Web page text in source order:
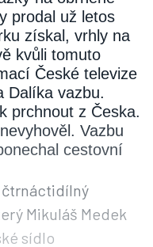
prodal už letos
získal, vrhly na
kvůli tomuto
České televize
Dalíka vazbu.
prchnout z Česka.
Vazbu
cestovní
čtrnáctidílný
Mikuláš Medek
sídlo